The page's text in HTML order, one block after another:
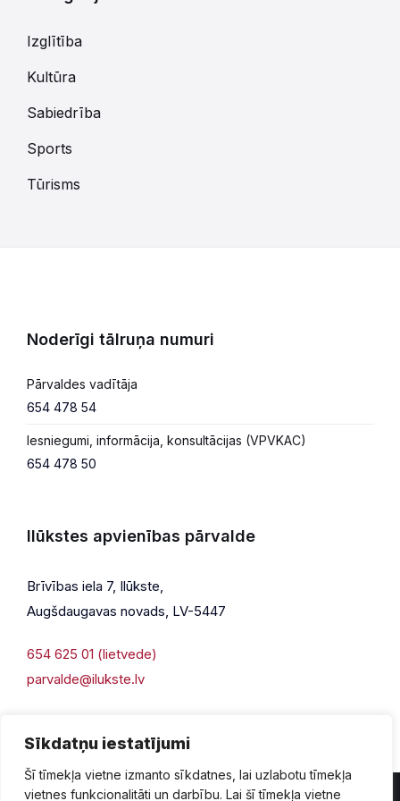
Sīkdatņu iestatījumi
Šī tīmekļa vietne izmanto sīkdatnes, lai uzlabotu tīmekļa
vietnes funkcionalitāti un darbību. Lai šī tīmekļa vietne
Izglītība
Kultūra
Sabiedrība
Sports
Tūrisms
Noderīgi tālruņa numuri
Pārvaldes vadītāja
654 478 54
Iesniegumi, informācija, konsultācijas (VPVKAC)
654 478 50
Ilūkstes apvienības pārvalde
Brīvības iela 7, Ilūkste,
Augšdaugavas novads, LV-5447
654 625 01 (lietvede)
parvalde@ilukste.lv